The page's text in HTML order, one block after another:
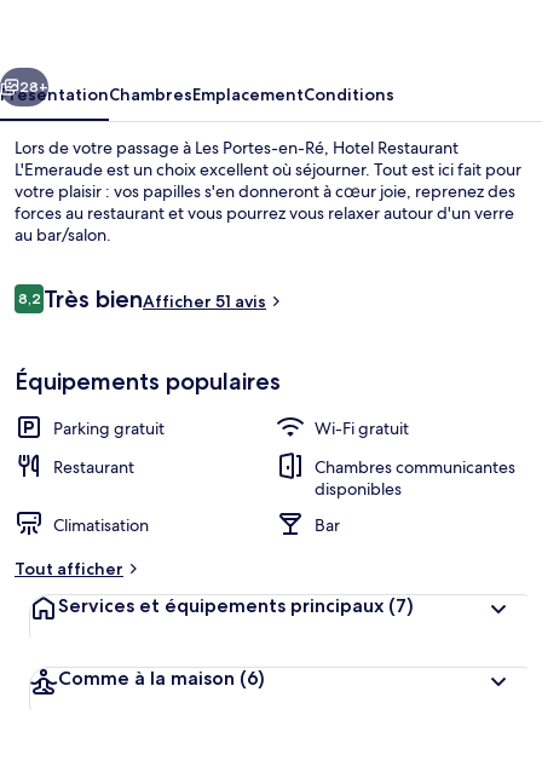
Suivant
28+
PrésentationChambresEmplacementConditions
Lors de votre passage à Les Portes-en-Ré, Hotel Restaurant
L'Emeraude est un choix excellent où séjourner. Tout est ici fait pour
votre plaisir : vos papilles s'en donneront à cœur joie, reprenez des
forces au restaurant et vous pourrez vous relaxer autour d'un verre
au bar/salon.
Avis
voyageurs
8,28,2 sur 10
Très bienAfficher 51 avis
Équipements populaires
Parking gratuit
Wi-Fi gratuit
Restaurant
Chambres communicantes
disponibles
Climatisation
Bar
Tout afficher
Services et équipements principaux (7)
Comme à la maison (6)